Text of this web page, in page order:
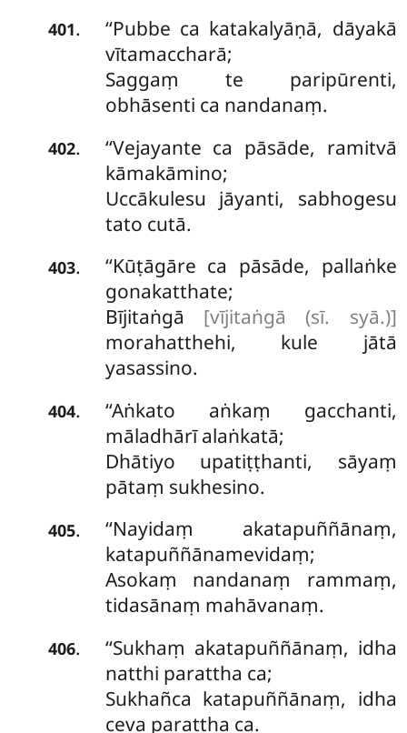
401.
‘‘Pubbe ca katakalyāṇā, dāyakā
vītamaccharā;
Saggaṃ te paripūrenti,
obhāsenti ca nandanaṃ.
402.
‘‘Vejayante ca pāsāde, ramitvā
kāmakāmino;
Uccākulesu jāyanti, sabhogesu
tato cutā.
403.
‘‘Kūṭāgāre ca pāsāde, pallaṅke
gonakatthate;
Bījitaṅgā [vījitaṅgā (sī. syā.)]
morahatthehi, kule jātā
yasassino.
404.
‘‘Aṅkato aṅkaṃ gacchanti,
māladhārī alaṅkatā;
Dhātiyo upatiṭṭhanti, sāyaṃ
pātaṃ sukhesino.
405. ‘‘Nayidaṃ akatapuññānaṃ,
katapuññānamevidaṃ;
Asokaṃ nandanaṃ rammaṃ,
tidasānaṃ mahāvanaṃ.
406.
‘‘Sukhaṃ akatapuññānaṃ, idha
natthi parattha ca;
Sukhañca katapuññānaṃ, idha
ceva parattha ca.